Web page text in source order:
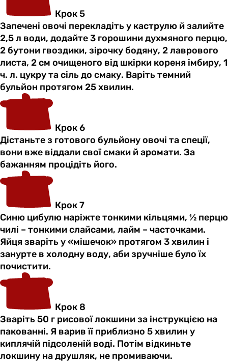
Крок 5
Запечені овочі перекладіть у каструлю й залийте
2,5 л води, додайте 3 горошини духмяного перцю,
2 бутони гвоздики, зірочку бодяну, 2 лаврового
листа, 2 см очищеного від шкірки кореня імбиру, 1
ч. л. цукру та сіль до смаку. Варіть темний
бульйон протягом 25 хвилин.
Крок 6
Дістаньте з готового бульйону овочі та спеції,
вони вже віддали свої смаки й аромати. За
бажанням процідіть його.
Крок 7
Синю цибулю наріжте тонкими кільцями, ½ перцю
чилі – тонкими слайсами, лайм – часточками.
Яйця зваріть у «мішечок» протягом 3 хвилин і
занурте в холодну воду, аби зручніше було їх
почистити.
Крок 8
Зваріть 50 г рисової локшини за інструкцією на
пакованні. Я варив її приблизно 5 хвилин у
киплячій підсоленій воді. Потім відкиньте
локшину на друшляк, не промиваючи.